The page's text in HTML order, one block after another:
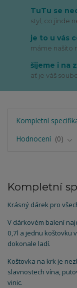
TuTu se
styl, co jinde
je to u vás
máme našito
šijeme i na
ať je váš
Kompletní
Hodnocení
0
Kompletní
Krásný dárek pro
V dárkovém balení
0,7l a jednu koštovku
dokonale ladí.
Koštovka na krk je
slavnostech vína,
vinic.